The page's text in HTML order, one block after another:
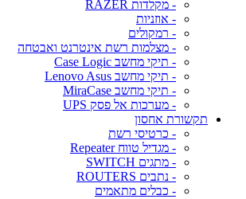
- מקלדות RAZER
- אוזניות
- רמקולים
- מצלמות רשת אינטרנט ואבטחה
- תיקי מחשב Case Logic
- תיקי מחשב Lenovo Asus
- תיקי מחשב MiraCase
- מערכות אל פסק UPS
תקשורת אחסון
- כרטיסי רשת
- מגדיל טווח Repeater
- מתגים SWITCH
- נתבים ROUTERS
- כבלים מתאמים